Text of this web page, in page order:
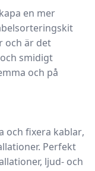
en mer
och är det
smidigt
och på
och fixera kablar,
Perfekt
ljud- och